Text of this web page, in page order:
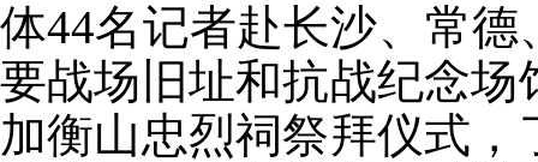
体44名记者赴长沙、常
要战场旧址和抗战纪念
加衡山忠烈祠祭拜仪式